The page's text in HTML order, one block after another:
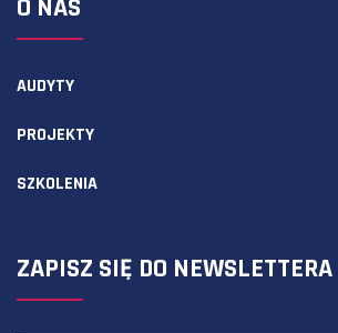
O NAS
AUDYTY
PROJEKTY
SZKOLENIA
ZAPISZ SIĘ DO NEWSLETTERA